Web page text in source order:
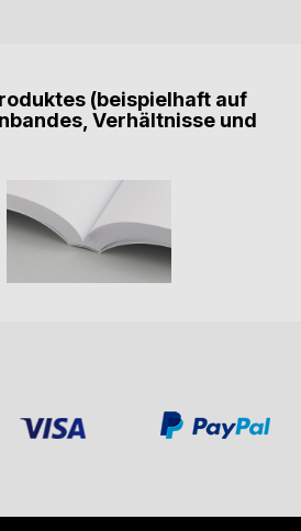
(beispielhaft auf
Verhältnisse und